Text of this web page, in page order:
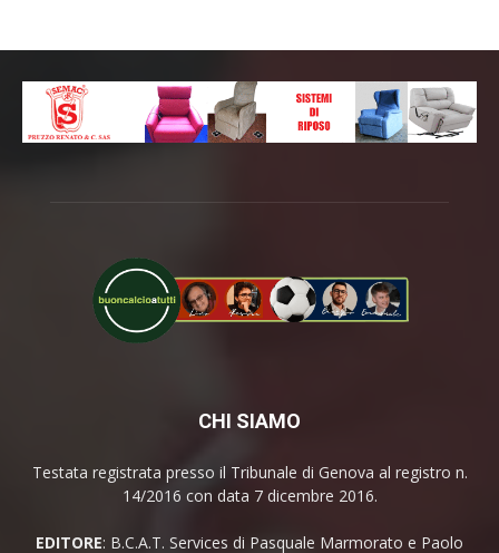
CHI SIAMO
Testata registrata presso il Tribunale di Genova al registro n.
14/2016 con data 7 dicembre 2016.
EDITORE: B.C.A.T. Services di Pasquale Marmorato e Paolo